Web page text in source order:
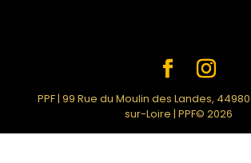
PPF | 99 Rue du Moulin des Landes,
sur-Loire | PPF© 2026